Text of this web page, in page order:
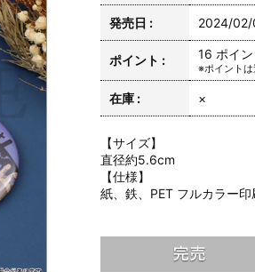
発売日 : 2024/02/
ポイント : 16 ポイン
※ポイントは
在庫 : ×
【サイズ】
直径約5.6cm
【仕様】
紙、鉄、PET フルカラー